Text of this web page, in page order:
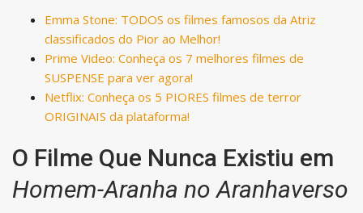
Emma Stone: TODOS os filmes famosos da Atriz
classificados do Pior ao Melhor!
Prime Video: Conheça os 7 melhores filmes de
SUSPENSE para ver agora!
Netflix: Conheça os 5 PIORES filmes de terror
ORIGINAIS da plataforma!
O Filme Que Nunca Existiu em
Homem-Aranha no Aranhaverso